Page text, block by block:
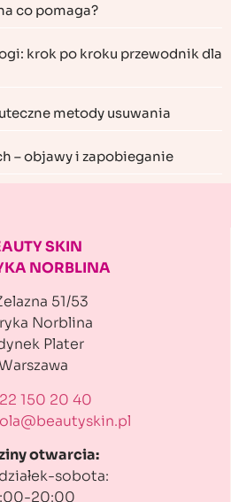
co pomaga?
krok po kroku przewodnik dla
metody usuwania
– objawy i zapobieganie
SKIN
NORBLINA
51/53
Norblina
Plater
22 150 20 40
otwarcia:
sobota:
20:00